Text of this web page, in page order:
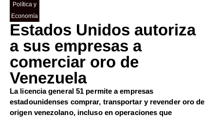
Política y
Economía
Estados Unidos autoriza
a sus empresas a
comerciar oro de
Venezuela
La licencia general 51 permite a empresas
estadounidenses comprar, transportar y revender oro de
origen venezolano, incluso en operaciones que